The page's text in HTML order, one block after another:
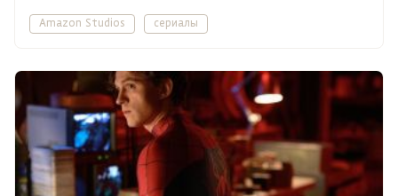
Amazon Studios сериалы